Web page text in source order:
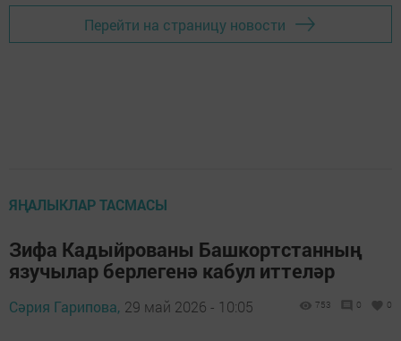
Перейти на страницу новости
ЯҢАЛЫКЛАР ТАСМАСЫ
Зифа Кадыйрованы Башкортстанның
язучылар берлегенә кабул иттеләр
Сәрия Гарипова, 29 май 2026 - 10:05 753 0 0